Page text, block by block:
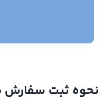
نحوه ثبت سفارش